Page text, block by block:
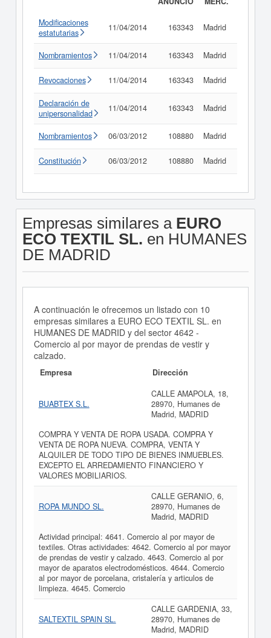
Modificaciones
estatutarias
11/04/2014 163343 Madrid
Nombramientos 11/04/2014 163343 Madrid
Revocaciones 11/04/2014 163343 Madrid
Declaración de
unipersonalidad
11/04/2014 163343 Madrid
Nombramientos 06/03/2012 108880 Madrid
Constitución 06/03/2012 108880 Madrid
Empresas similares a EURO
ECO TEXTIL SL. en HUMANES
DE MADRID
A continuación le ofrecemos un listado con 10
empresas similares a EURO ECO TEXTIL SL. en
HUMANES DE MADRID y del sector 4642 -
Comercio al por mayor de prendas de vestir y
calzado.
Empresa Dirección
BUABTEX S.L.
CALLE AMAPOLA, 18,
28970, Humanes de
Madrid, MADRID
COMPRA Y VENTA DE ROPA USADA. COMPRA Y
VENTA DE ROPA NUEVA. COMPRA, VENTA Y
ALQUILER DE TODO TIPO DE BIENES INMUEBLES.
EXCEPTO EL ARREDAMIENTO FINANCIERO Y
VALORES MOBILIARIOS.
ROPA MUNDO SL.
CALLE GERANIO, 6,
28970, Humanes de
Madrid, MADRID
Actividad principal: 4641. Comercio al por mayor de
textiles. Otras actividades: 4642. Comercio al por mayor
de prendas de vestir y calzado. 4643. Comercio al por
mayor de aparatos electrodomésticos. 4644. Comercio
al por mayor de porcelana, cristalería y articulos de
limpieza. 4645. Comercio
SALTEXTIL SPAIN SL.
CALLE GARDENIA, 33,
28970, Humanes de
Madrid, MADRID